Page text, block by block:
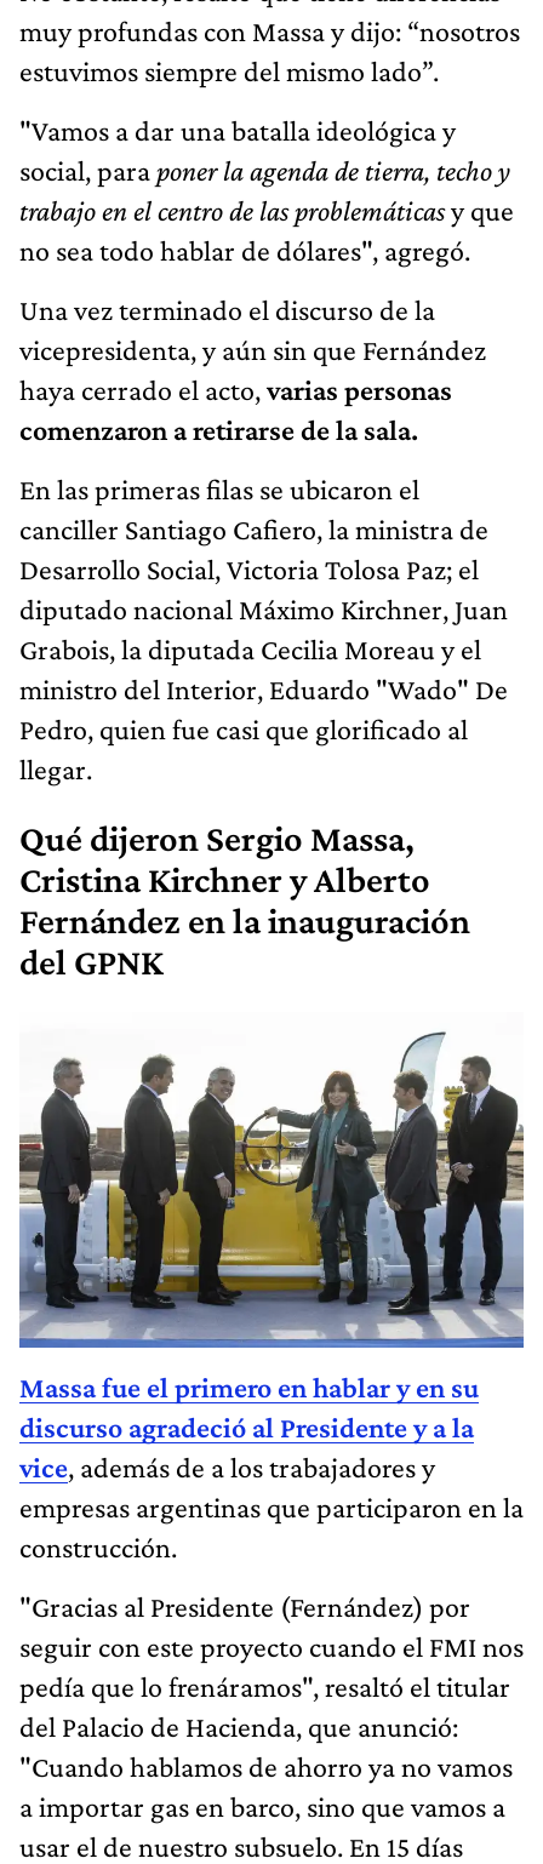
muy profundas con Massa y dijo: “nosotros
estuvimos siempre del mismo lado”.
"Vamos a dar una batalla ideológica y
social, paraponer la agenda de tierra, techo y
trabajo en el centro de las problemáticasy que
no sea todo hablar de dólares", agregó.
Una vez terminado el discurso de la
vicepresidenta, y aún sin que Fernández
haya cerrado el acto,varias personas
comenzaron a retirarse de la sala.
En las primeras filas se ubicaron el
canciller Santiago Cafiero, la ministra de
Desarrollo Social, Victoria Tolosa Paz; el
diputado nacional Máximo Kirchner, Juan
Grabois, la diputada Cecilia Moreau y el
ministro del Interior, Eduardo "Wado" De
Pedro, quien fue casi que glorificado al
llegar.
Qué dijeron Sergio Massa,
Cristina Kirchner y Alberto
Fernández en la inauguración
del GPNK
Massa fue el primero en hablar y en su
discurso agradeció al Presidente y a la
vice, además de a los trabajadores y
empresas argentinas que participaron en la
construcción.
"Gracias al Presidente (Fernández) por
seguir con este proyecto cuando el FMI nos
pedía que lo frenáramos", resaltó el titular
del Palacio de Hacienda, que anunció:
"Cuando hablamos de ahorro ya no vamos
a importar gas en barco, sino que vamos a
usar el de nuestro subsuelo. En 15 días